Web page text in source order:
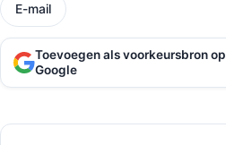
E-mail
Toevoegen als voorkeursbron op
Google